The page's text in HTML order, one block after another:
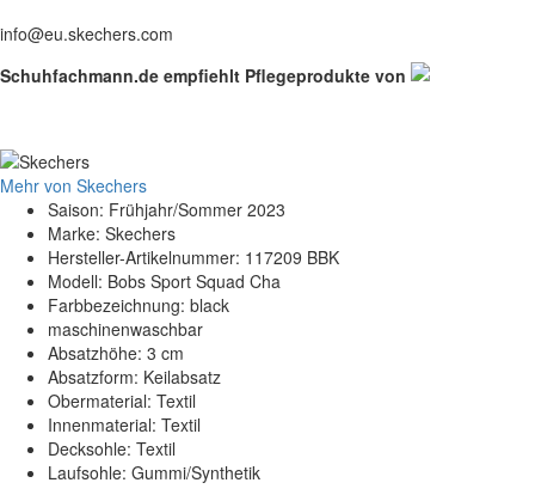
info@eu.skechers.com
Schuhfachmann.de empfiehlt Pflegeprodukte von
Mehr von Skechers
Saison: Frühjahr/Sommer 2023
Marke: Skechers
Hersteller-Artikelnummer: 117209 BBK
Modell: Bobs Sport Squad Cha
Farbbezeichnung: black
maschinenwaschbar
Absatzhöhe: 3 cm
Absatzform: Keilabsatz
Obermaterial: Textil
Innenmaterial: Textil
Decksohle: Textil
Laufsohle: Gummi/Synthetik